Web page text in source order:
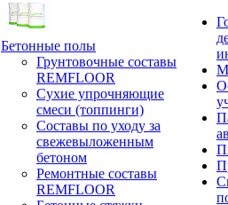
Бетонные полы
Грунтовочные составы
REMFLOOR
Сухие упрочняющие
смеси (топпинги)
Составы по уходу за
свежевыложенным
бетоном
Ремонтные составы
REMFLOOR